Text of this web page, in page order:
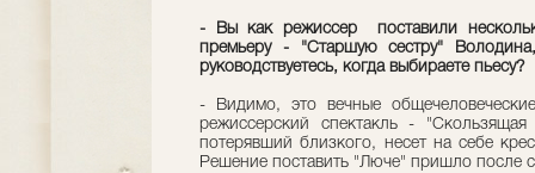
- Вы как режиссер поставили
премьеру - "Старшую сестру"
руководствуетесь, когда выбираете пьесу?
- Видимо, это вечные
режиссерский спектакль -
потерявший близкого, несет на себе
Решение поставить "Люче" пришло после